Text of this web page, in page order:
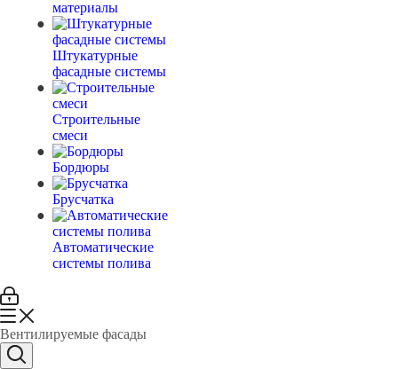
материалы
Штукатурные
фасадные системы
Строительные
смеси
Бордюры
Брусчатка
Автоматические
системы полива
Вентилируемые фасады